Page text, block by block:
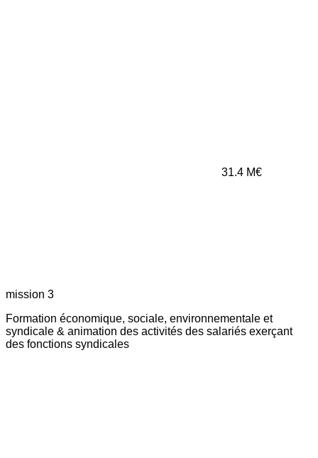
31.4 M€
mission 3
Formation économique, sociale, environnementale et
syndicale & animation des activités des salariés exerçant
des fonctions syndicales